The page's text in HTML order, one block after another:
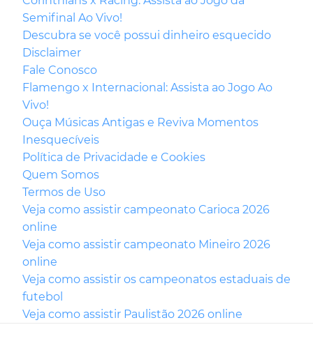
Semifinal Ao Vivo!
Descubra se você possui dinheiro esquecido
Disclaimer
Fale Conosco
Flamengo x Internacional: Assista ao Jogo Ao
Vivo!
Ouça Músicas Antigas e Reviva Momentos
Inesquecíveis
Política de Privacidade e Cookies
Quem Somos
Termos de Uso
Veja como assistir campeonato Carioca 2026
online
Veja como assistir campeonato Mineiro 2026
online
Veja como assistir os campeonatos estaduais de
futebol
Veja como assistir Paulistão 2026 online